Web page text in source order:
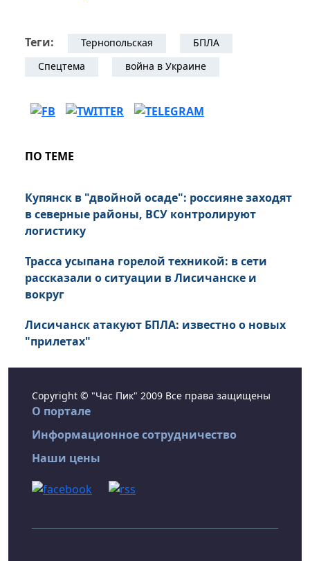
Теги: Тернопольская
БПЛА
Спецтема
война в Украине
ПО ТЕМЕ
Купянск в "двойной осаде": россияне заходят
в северные районы, ВСУ контролируют
логистику
Трасса усыпана горелой техникой: в сети
рассказали о ситуации в Лисичанске и
вокруг
Лисичанск атакуют БПЛА: известно о новых
"прилетах"
Copyright © "Час Пик" 2009 Все права защищены
О портале
Информационное сотрудничество
Наши цены